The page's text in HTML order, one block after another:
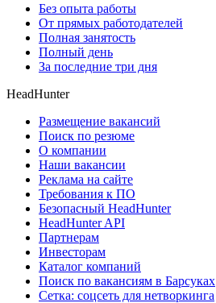
Без опыта работы
От прямых работодателей
Полная занятость
Полный день
За последние три дня
HeadHunter
Размещение вакансий
Поиск по резюме
О компании
Наши вакансии
Реклама на сайте
Требования к ПО
Безопасный HeadHunter
HeadHunter API
Партнерам
Инвесторам
Каталог компаний
Поиск по вакансиям в Барсуках
Сетка: соцсеть для нетворкинга